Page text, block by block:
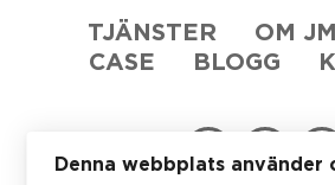
TJÄNSTER
OM
CASE
BLOGG
Denna webbplats använder